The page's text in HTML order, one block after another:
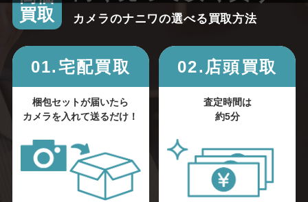
買取
カメラのナニワの選べる買取方法
01.宅配買取
梱包セットが届いたら
カメラを入れて送るだけ！
02.店頭買取
査定時間は
約5分